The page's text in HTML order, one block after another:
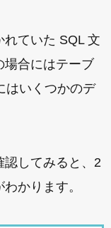
ていた SQL 文
場合にはテーブ
はいくつかのデ
認してみると、2
かります。